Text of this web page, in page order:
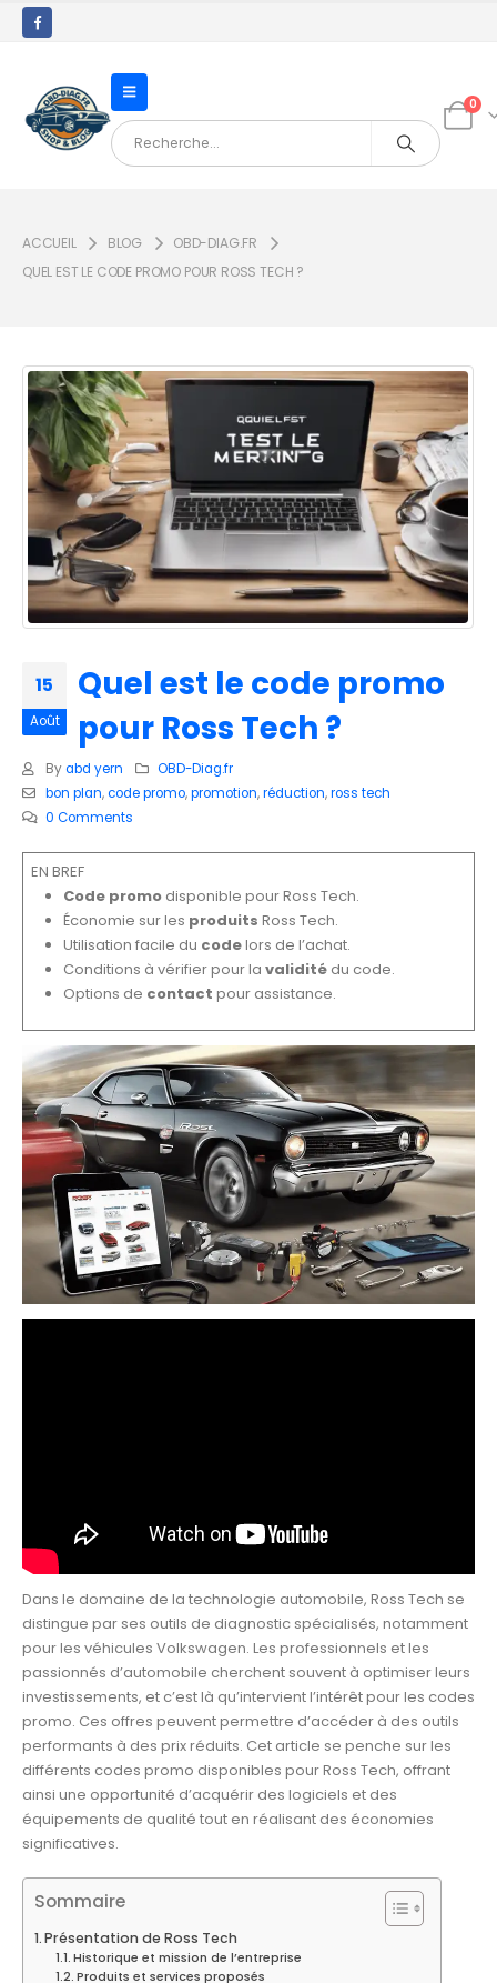
0
ACCUEIL BLOG
OBD-DIAG.FR
QUEL EST LE CODE PROMO POUR ROSS TECH ?
15
Août
Quel est le code promo
pour Ross Tech ?
By abd yern
OBD-Diag.fr
bon plan,code promo,promotion,réduction,ross tech
0 Comments
EN BREF
Code promo disponible pour Ross Tech.
Économie sur les produits Ross Tech.
Utilisation facile du codelors de l’achat.
Conditions à vérifier pour lavalidité du code.
Options de contact pour assistance.
Dans le domaine de la technologie automobile, Ross Tech se
distingue par ses outils de diagnostic spécialisés, notamment
pour les véhicules Volkswagen. Les professionnels et les
passionnés d’automobile cherchent souvent à optimiser leurs
investissements, et c’est là qu’intervient l’intérêt pour les codes
promo. Ces offres peuvent permettre d’accéder à des outils
performants à des prix réduits. Cet article se penche sur les
différents codes promo disponibles pour Ross Tech, offrant
ainsi une opportunité d’acquérir des logiciels et des
équipements de qualité tout en réalisant des économies
significatives.
Sommaire
Présentation de Ross Tech
Historique et mission de l’entreprise
Produits et services proposés